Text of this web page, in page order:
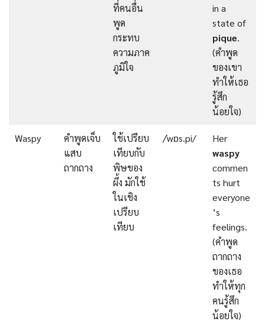
ที่คนอื่น
พูด
กระทบ
ความภาค
ภูมิใจ
in a
state of
pique.
(คำพูด
ของเขา
ทำให้เธอ
รู้สึก
น้อยใจ)
Waspy
คำพูดเจ็บ
แสบ
ถากถาง
ใช้เปรียบ
เทียบกับ
พิษของ
ผึ้ง มักใช้
ในเชิง
เปรียบ
เทียบ
/ˈwɒs.pi/
Her
waspy
commen
ts hurt
everyone
’s
feelings.
(คำพูด
ถากถาง
ของเธอ
ทำให้ทุก
คนรู้สึก
น้อยใจ)